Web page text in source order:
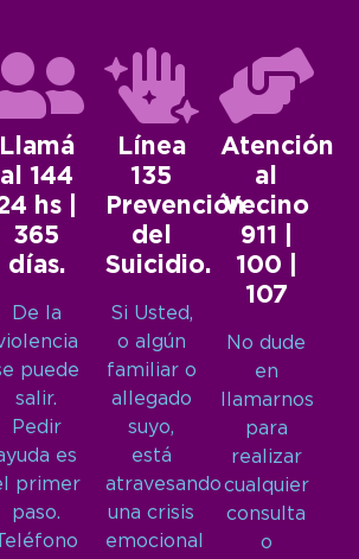
Llamá
al 144
hs |
365
días.
De la
puede
salir.
Pedir
es
primer
paso.
Teléfono
Línea
135
Prevención
del
Suicidio.
Si Usted,
o algún
familiar o
allegado
suyo,
está
atravesando
una crisis
emocional
Atención
al
Vecino
911 |
100 |
107
No dude
en
llamarnos
para
realizar
cualquier
consulta
o